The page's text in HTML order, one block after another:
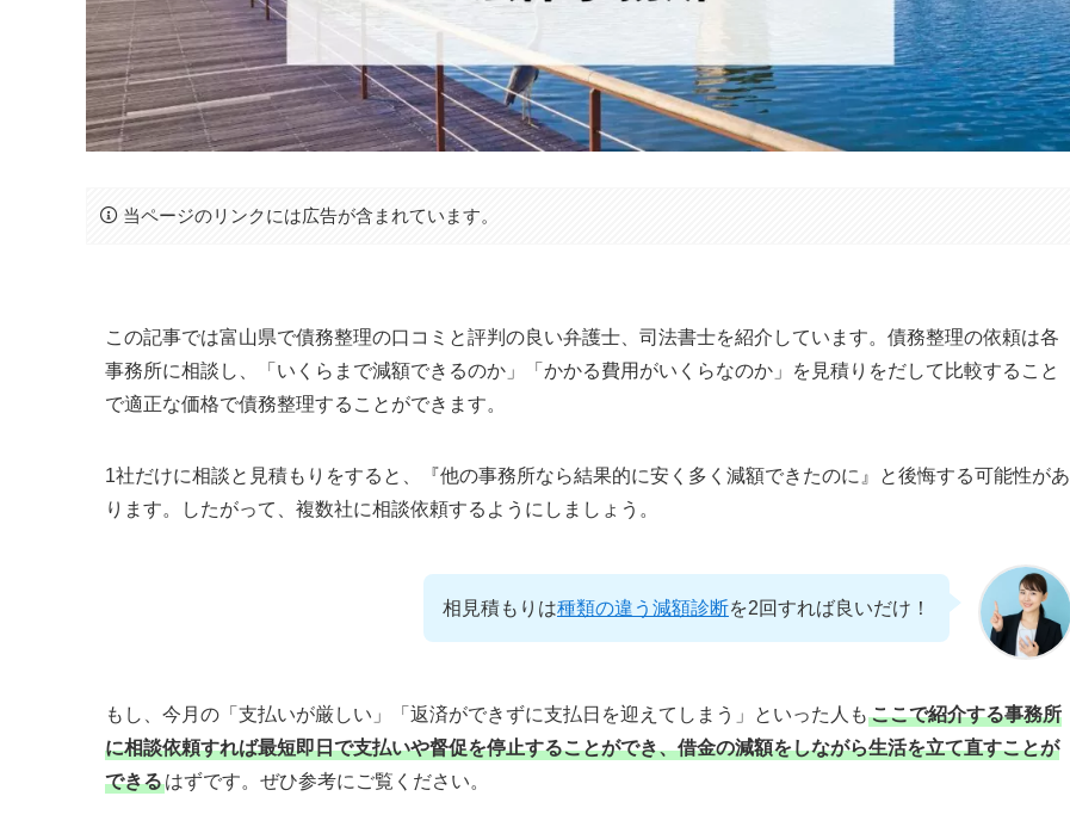
当ページのリンクには広告が含まれています。
この記事では富山県で債務整理の口コミと評判の良い弁護士、司法書士を紹介しています。債務整理の依頼は各
事務所に相談し、「いくらまで減額できるのか」「かかる費用がいくらなのか」を見積りをだして比較すること
で適正な価格で債務整理することができます。
1社だけに相談と見積もりをすると、『他の事務所なら結果的に安く多く減額できたのに』と後悔する可能性があ
ります。したがって、複数社に相談依頼するようにしましょう。
相見積もりは種類の違う減額診断を2回すれば良いだけ！
もし、今月の「支払いが厳しい」「返済ができずに支払日を迎えてしまう」といった人も ここで紹介する事務所
に相談依頼すれば最短即日で支払いや督促を停止することができ、借金の減額をしながら生活を立て直すことが
できるはずです。ぜひ参考にご覧ください。